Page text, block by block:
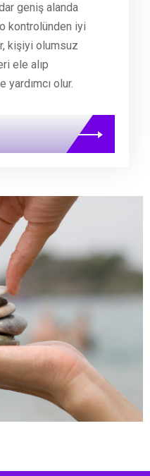
geniş alanda
kontrolünden iyi
kişiyi olumsuz
ele alıp
olur.